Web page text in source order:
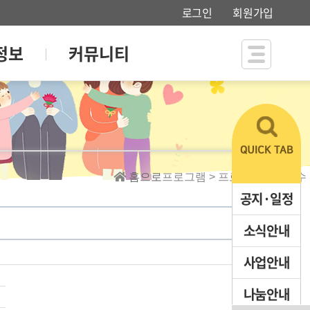
로그인 회원가입
보 커뮤니티
홈으로프로그램 > 프로그램신청접수
공지·일정
소식안내
사업안내
나눔안내